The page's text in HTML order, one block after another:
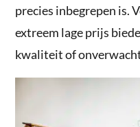
precies inbegrepen is.
extreem lage prijs
kwaliteit of